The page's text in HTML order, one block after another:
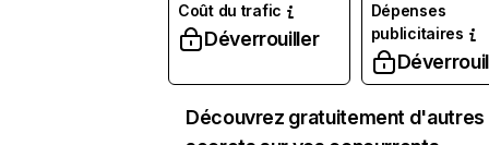
Coût du trafic
Déverrouiller
Dépenses
publicitaires
Découvrez gratuitement d'autres